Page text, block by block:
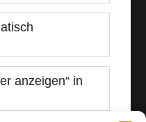
anzeigen“ in